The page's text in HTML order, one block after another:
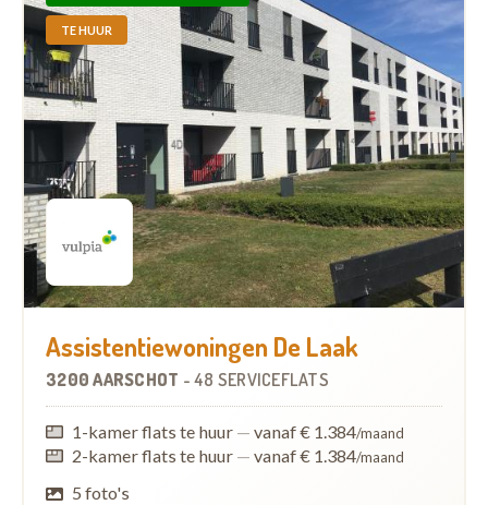
TE HUUR
Assistentiewoningen De Laak
3200 AARSCHOT - 48 SERVICEFLATS
1-kamer flats te huur — vanaf € 1.384/maand
2-kamer flats te huur — vanaf € 1.384/maand
5 foto's